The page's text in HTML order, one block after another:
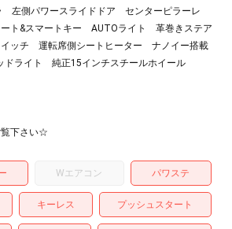
左側パワースライドドア センターピラーレ
ト&スマートキー AUTOライト 革巻きステア
ッチ 運転席側シートヒーター ナノイー搭載
ライト 純正15インチスチールホイール
覧下さい☆
Wエアコン パワステ
キーレス プッシュスタート